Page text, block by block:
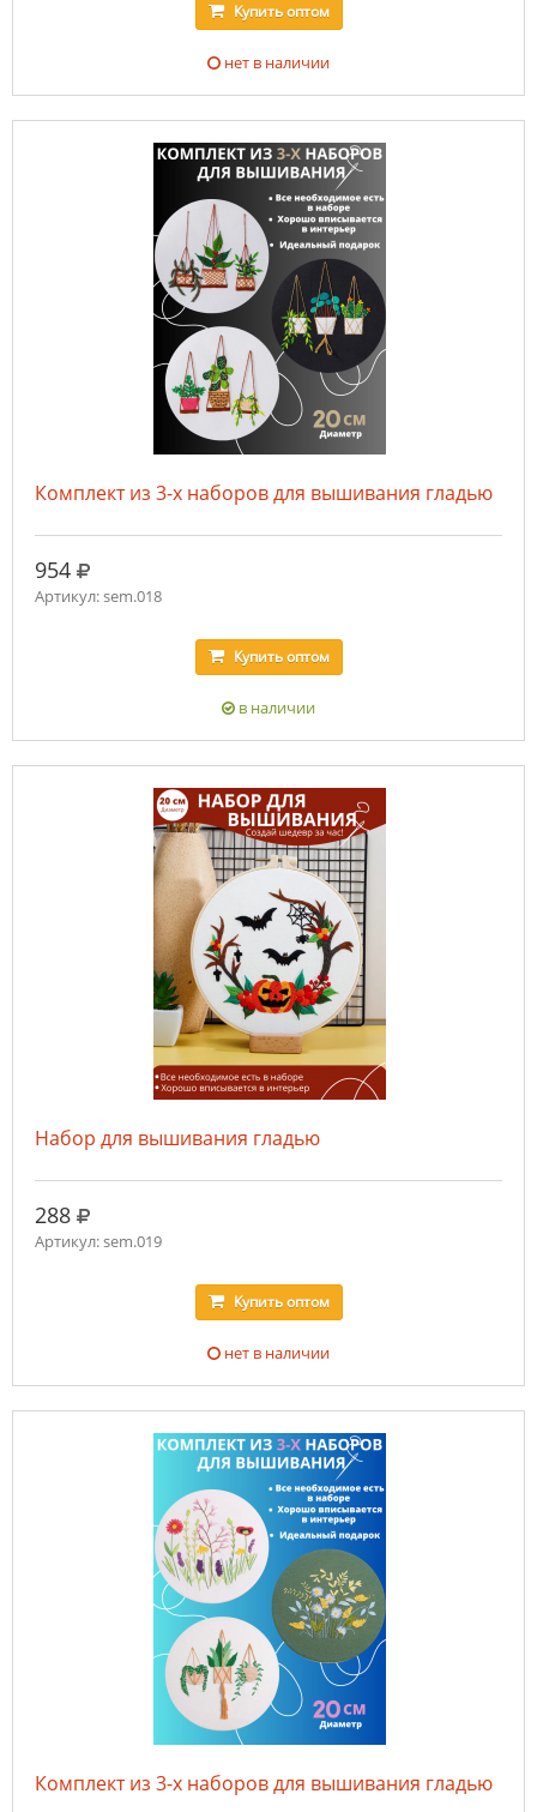
Купитьоптом
нет в наличии
Комплект из 3-х наборов для вышивания гладью
954 руб.
Артикул: sem.018
Купитьоптом
в наличии
Набор для вышивания гладью
288 руб.
Артикул: sem.019
Купитьоптом
нет в наличии
Комплект из 3-х наборов для вышивания гладью